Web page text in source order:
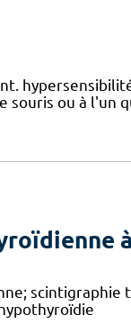
souris ou à l'un
scintigraphie